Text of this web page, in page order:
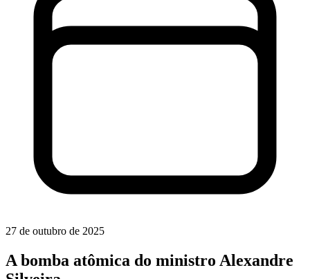
27 de outubro de 2025
A bomba atômica do ministro Alexandre